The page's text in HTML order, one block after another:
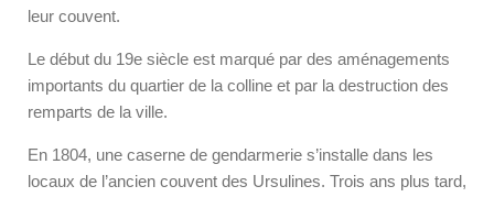
leur couvent.
Le début du 19e siècle est marqué par des aménagements
importants du quartier de la colline et par la destruction des
remparts de la ville.
En 1804, une caserne de gendarmerie s’installe dans les
locaux de l’ancien couvent des Ursulines. Trois ans plus tard,